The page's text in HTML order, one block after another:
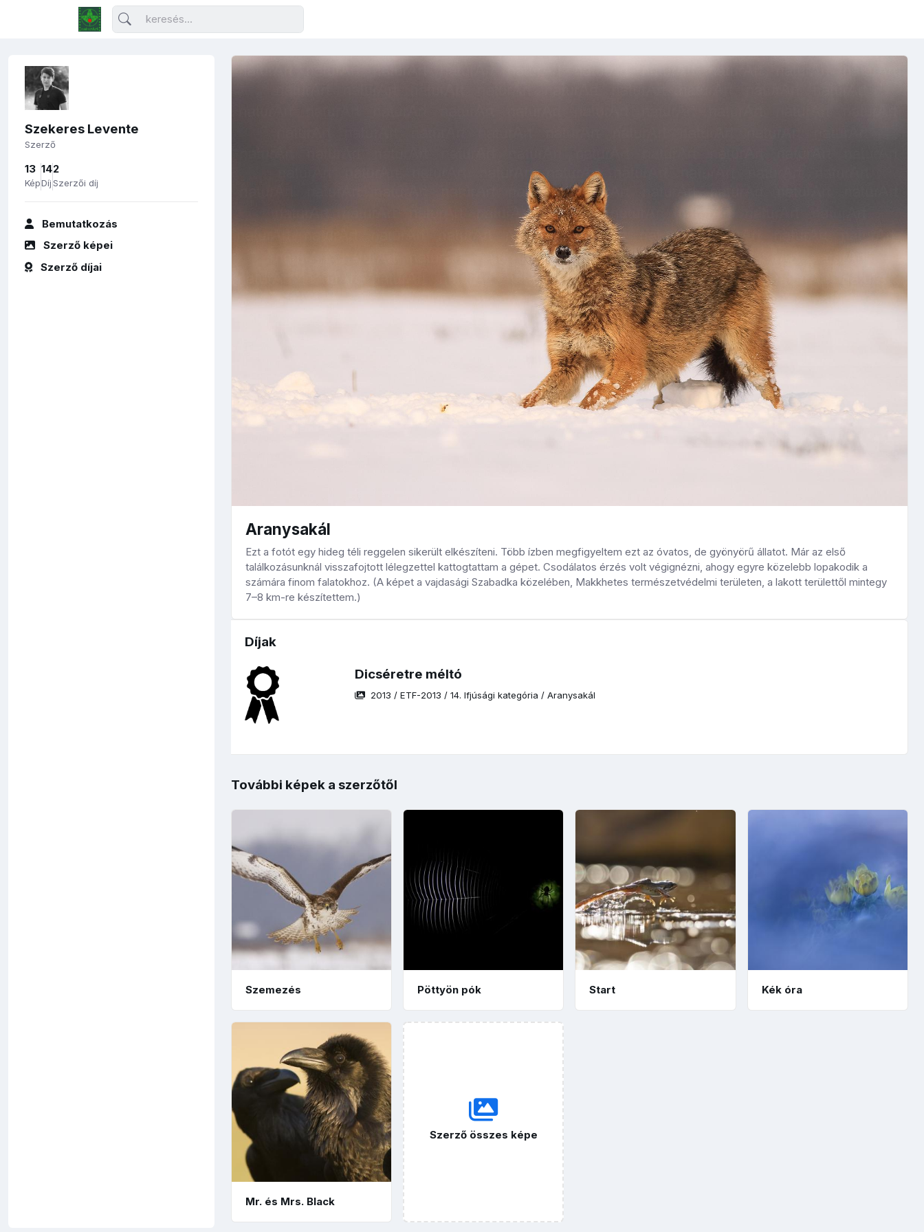
Szekeres Levente
Szerző
13
Kép
14
Díj
2
Szerzői díj
Bemutatkozás
Szerző képei
Szerző díjai
Aranysakál
Ezt a fotót egy hideg téli reggelen sikerült elkészíteni. Több ízben megfigyeltem ezt az óvatos, de gyönyörű állatot. Már az első
találkozásunknál visszafojtott lélegzettel kattogtattam a gépet. Csodálatos érzés volt végignézni, ahogy egyre közelebb lopakodik a
számára finom falatokhoz. (A képet a vajdasági Szabadka közelében, Makkhetes természetvédelmi területen, a lakott területtől mintegy
7–8 km-re készítettem.)
Díjak
Dicséretre méltó
2013 / ETF-2013 / 14. Ifjúsági kategória / Aranysakál
További képek a szerzőtől
Szemezés Pöttyön pók Start Kék óra
Mr. és Mrs. Black
Szerző összes képe